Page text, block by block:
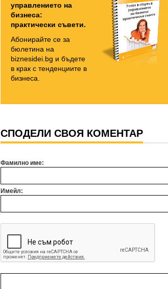
управлението на
бизнеса:
практически съвети.
Абонирайте се за
бюлетина на
biznesidei.bg и бъдете
в крак с тенденциите в
бизнеса.
СПОДЕЛИ СВОЯ КОМЕНТАР
Фамилно име:
Имейл: